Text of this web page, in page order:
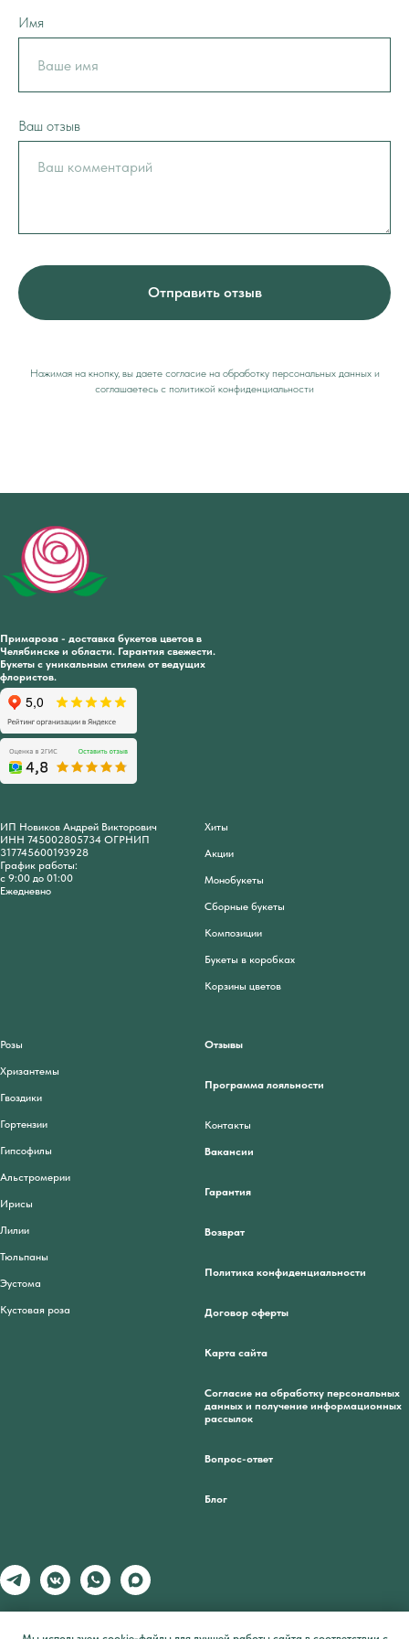
Имя
Ваш отзыв
Отправить отзыв
Нажимая на кнопку, вы даете согласие на обработку персональных данных и
соглашаетесь c политикой конфиденциальности
Примароза - доставка букетов цветов в
Челябинске и области. Гарантия свежести.
Букеты с уникальным стилем от ведущих
флористов.
ИП Новиков Андрей Викторович
ИНН 745002805734 ОГРНИП
317745600193928
График работы:
с 9:00 до 01:00
Ежедневно
Хиты
Акции
Монобукеты
Сборные букеты
Композиции
Букеты в коробках
Корзины цветов
Розы
Хризантемы
Гвоздики
Гортензии
Гипсофилы
Альстромерии
Ирисы
Лилии
Тюльпаны
Эустома
Кустовая роза
Отзывы
Программа лояльности
Контакты
Вакансии
Гарантия
Возврат
Политика конфиденциальности
Договор оферты
Карта сайта
Согласие на обработку персональных
данных и получение информационных
рассылок
Вопрос-ответ
Блог